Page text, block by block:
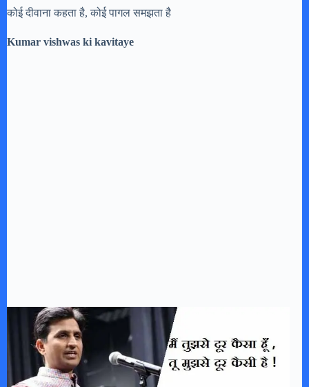
कोई दीवाना कहता है, कोई पागल समझता है
Kumar vishwas ki kavitaye